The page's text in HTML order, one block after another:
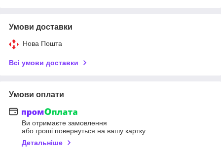
Умови доставки
Нова Пошта
Всі умови доставки
Умови оплати
Ви отримаєте замовлення
або гроші повернуться на вашу картку
Детальніше